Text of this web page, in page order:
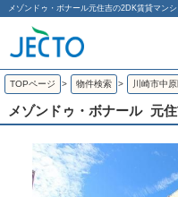
メゾンドゥ・ボナール元住吉の2DK賃貸マン
TOPページ > 物件検索 > 川崎市中
メゾンドゥ・ボナール 元